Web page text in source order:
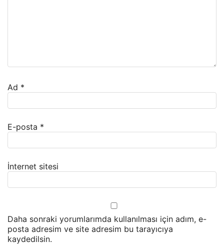
Ad *
E-posta *
İnternet sitesi
Daha sonraki yorumlarımda kullanılması için adım, e-
posta adresim ve site adresim bu tarayıcıya
kaydedilsin.